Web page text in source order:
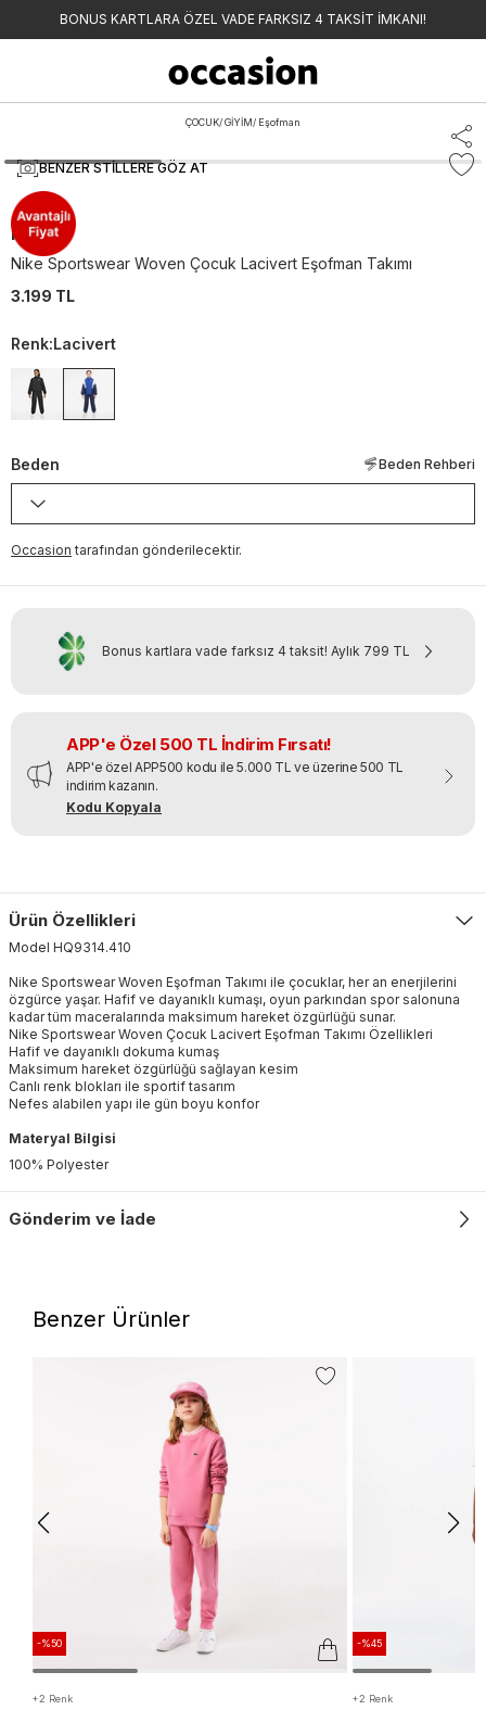
BONUS KARTLARA ÖZEL VADE FARKSIZ 4 TAKSİT İMKANI!
ÇOCUK/GİYİM/ Eşofman
BENZER STILLERE GÖZ AT
Nike
Nike Sportswear Woven Çocuk Lacivert Eşofman Takımı
3.199 TL
Renk:Lacivert
Beden Beden Rehberi
Occasion tarafından gönderilecektir.
Bonus kartlara vade farksız 4 taksit! Aylık 799 TL
APP'e Özel 500 TL İndirim Fırsatı!
APP'e özel APP500 kodu ile 5.000 TL ve üzerine 500 TL
indirim kazanın.
Kodu Kopyala
Ürün Özellikleri
Model HQ9314.410
Nike Sportswear Woven Eşofman Takımı ile çocuklar, her an enerjilerini
özgürce yaşar. Hafif ve dayanıklı kumaşı, oyun parkından spor salonuna
kadar tüm maceralarında maksimum hareket özgürlüğü sunar.
Nike Sportswear Woven Çocuk Lacivert Eşofman Takımı Özellikleri
Hafif ve dayanıklı dokuma kumaş
Maksimum hareket özgürlüğü sağlayan kesim
Canlı renk blokları ile sportif tasarım
Nefes alabilen yapı ile gün boyu konfor
Materyal Bilgisi
100% Polyester
Gönderim ve İade
Benzer Ürünler
-%50
+2 Renk
-%45
+2 Renk